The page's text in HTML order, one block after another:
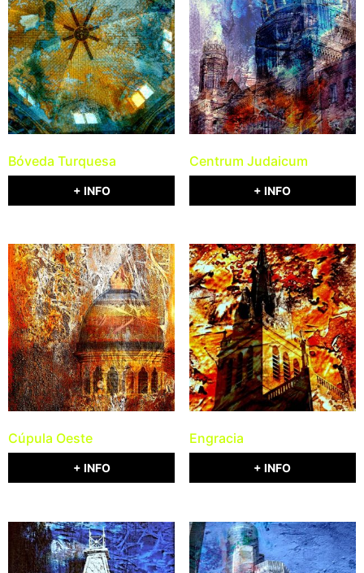
Bóveda Turquesa
+ INFO
Centrum Judaicum
+ INFO
Cúpula Oeste
+ INFO
Engracia
+ INFO